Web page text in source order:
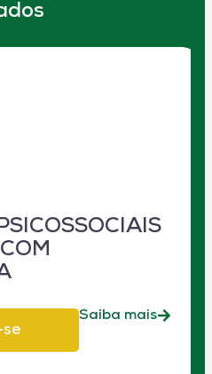
se
Saiba mais